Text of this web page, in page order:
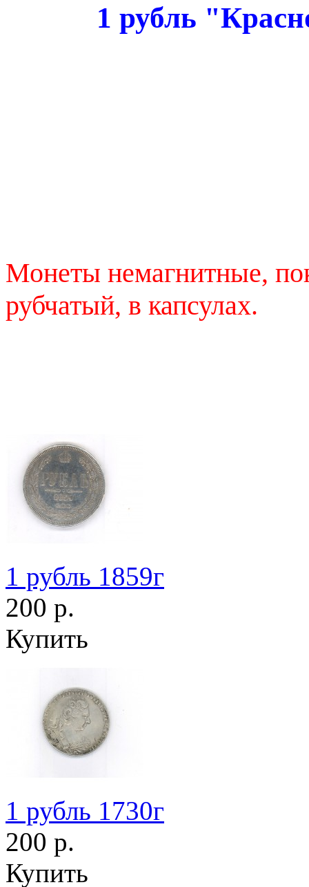
1 рубль
Монеты немагнитные,
рубчатый, в капсулах.
1 рубль 1859г
200 р.
Купить
1 рубль 1730г
200 р.
Купить